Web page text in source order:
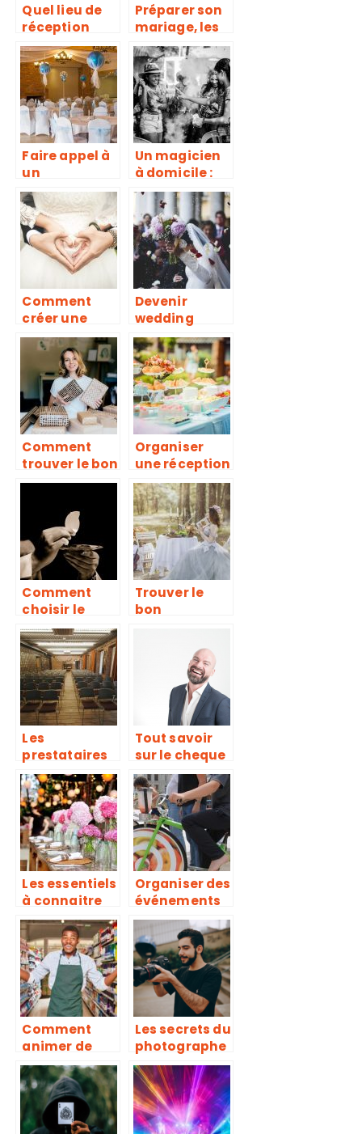
Quel lieu de
réception
pour mon
mariage ?
Préparer son
mariage, les
étapes à
franchir.
Faire appel à
un
décorateur
de baptême
Un magicien
à domicile :
pour
l’anniversaire
de son enfant
Comment
créer une
entreprise de
wedding
planner ?
Devenir
wedding
planner :
business ou
passion ?
Comment
trouver le bon
cadeau pour
anniversaire
adulte ?
Organiser
une réception
en extérieur à
Paris : Nos
solutions
Comment
choisir le
chant d’un
sacrement de
communion ?
Trouver le
bon
l’essentiel a
Les
prestataires
indispensabl
es pour
organiser un
seminaire
d’entreprise
Tout savoir
sur le cheque
cadeau
comme
solution
cadeau pour
CSE
Les essentiels
à connaitre
pour bien
organiser son
mariage
Organiser des
événements
éco-
responsables
: pourquoi et
quel genre
d’activité
prévoir ?
Comment
animer de
manière
efficace un
point de
vente ?
Les secrets du
photographe
professionnel
pour capturer
l’instant